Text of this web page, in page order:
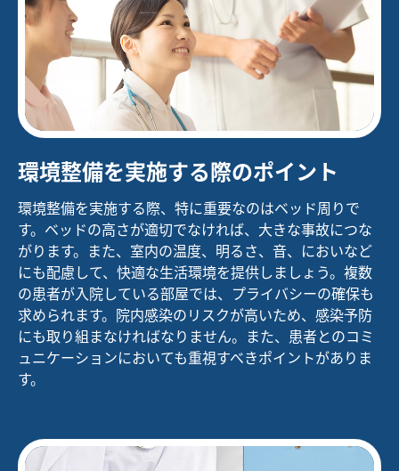
環境整備を実施する際のポイント
環境整備を実施する際、特に重要なのはベッド周りで
す。ベッドの高さが適切でなければ、大きな事故につな
がります。また、室内の温度、明るさ、音、においなど
にも配慮して、快適な生活環境を提供しましょう。複数
の患者が入院している部屋では、プライバシーの確保も
求められます。院内感染のリスクが高いため、感染予防
にも取り組まなければなりません。また、患者とのコミ
ュニケーションにおいても重視すべきポイントがありま
す。